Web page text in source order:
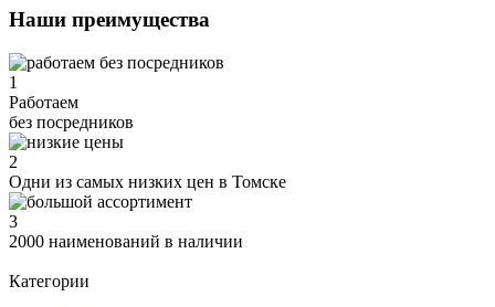
Наши преимущества
1
Работаем
без посредников
2
Одни из самых низких цен в Томске
3
2000 наименований в наличии
Категории